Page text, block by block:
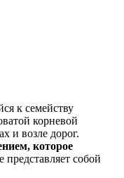
к семейству
корневой
и возле дорог.
которое
представляет собой